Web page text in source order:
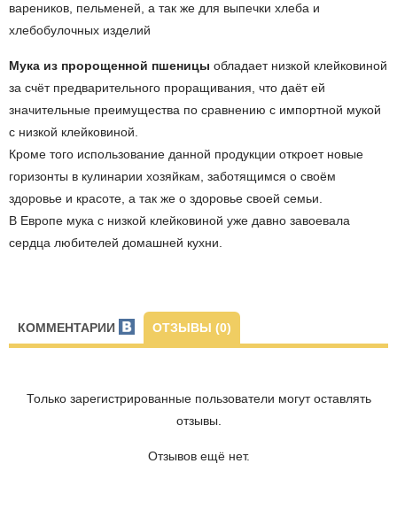
вареников, пельменей, а так же для выпечки хлеба и
хлебобулочных изделий
Мука из пророщенной пшеницы обладает низкой клейковиной
за счёт предварительного проращивания, что даёт ей
значительные преимущества по сравнению с импортной мукой
с низкой клейковиной.
Кроме того использование данной продукции откроет новые
горизонты в кулинарии хозяйкам, заботящимся о своём
здоровье и красоте, а так же о здоровье своей семьи.
В Европе мука с низкой клейковиной уже давно завоевала
сердца любителей домашней кухни.
КОММЕНТАРИИ ОТЗЫВЫ (0)
Только зарегистрированные пользователи могут оставлять
отзывы.
Отзывов ещё нет.